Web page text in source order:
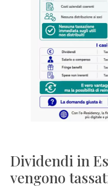
Dividendi in
vengono